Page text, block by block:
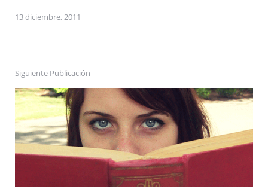
13 diciembre, 2011
Siguiente Publicación